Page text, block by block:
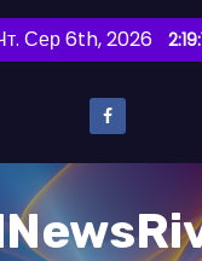
Сер 6th, 2026